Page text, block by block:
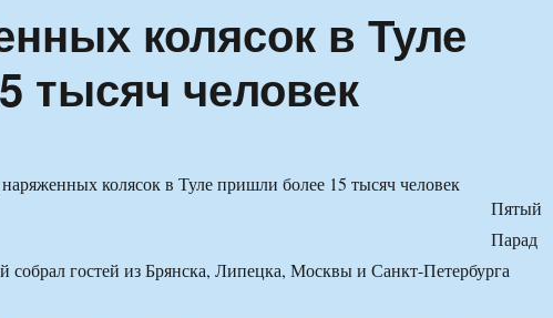
колясок в Туле
тысяч человек
Пятый
Парад
собрал гостей из Брянска, Липецка, Москвы и Санкт-Петербурга